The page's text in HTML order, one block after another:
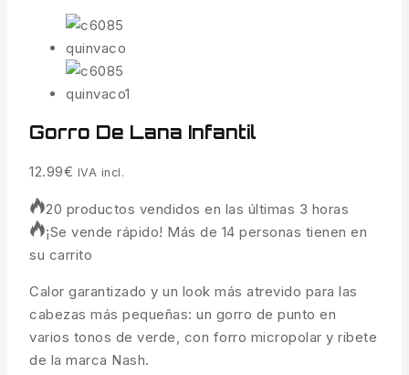
Gorro De Lana Infantil
12.99€ IVA incl.
20 productos vendidos en las últimas 3 horas
¡Se vende rápido! Más de 14 personas tienen en
su carrito
Calor garantizado y un look más atrevido para las
cabezas más pequeñas: un gorro de punto en
varios tonos de verde, con forro micropolar y ribete
de la marca Nash.